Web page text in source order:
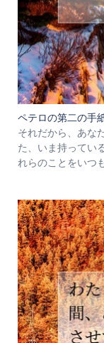
ペテロの第二の手
それだから、あな
た、いま持ってい
れらのことをいつ